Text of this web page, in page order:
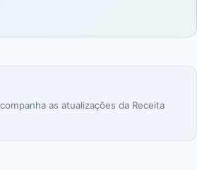
as atualizações da Receita